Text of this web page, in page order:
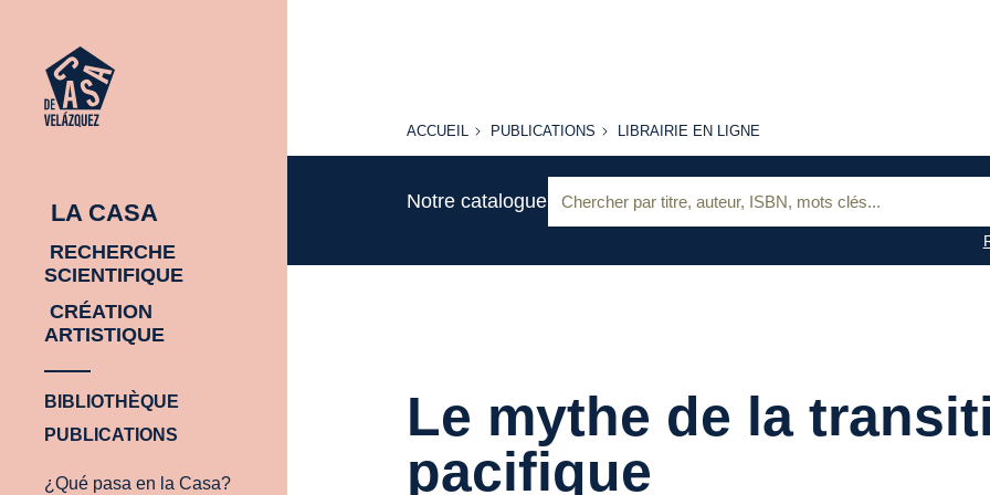
LA CASA
RECHERCHE
SCIENTIFIQUE
CRÉATION
ARTISTIQUE
BIBLIOTHÈQUE
PUBLICATIONS
¿Qué pasa en la Casa?
ACCUEIL
ACCUEIL PUBLICATIONS
PUBLICATIONS
LIBRAIRIE
LIBRAIRIE EN LIGNE
Notre catalogue:
Le mythe de la
pacifique